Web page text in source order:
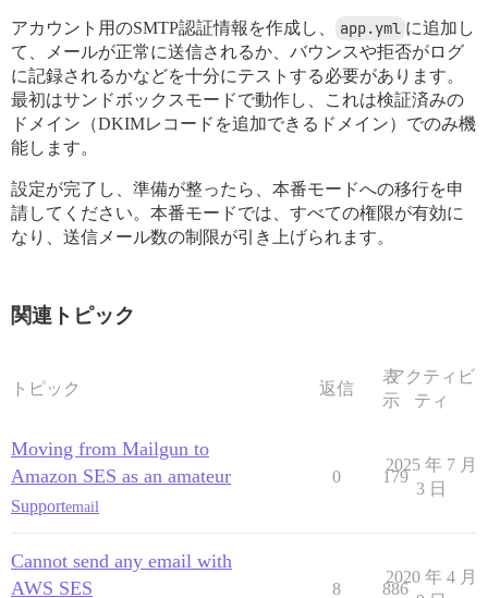
アカウント用のSMTP認証情報を作成し、 app.yml に追加し
て、メールが正常に送信されるか、バウンスや拒否がログ
に記録されるかなどを十分にテストする必要があります。
最初はサンドボックスモードで動作し、これは検証済みの
ドメイン（DKIMレコードを追加できるドメイン）でのみ機
能します。
設定が完了し、準備が整ったら、本番モードへの移行を申
請してください。本番モードでは、すべての権限が有効に
なり、送信メール数の制限が引き上げられます。
関連トピック
トピック 返信
表
示
アクティビ
ティ
Moving from Mailgun to
Amazon SES as an amateur
Supportemail
0 179
2025 年 7 月
3 日
Cannot send any email with
AWS SES
8 886
2020 年 4 月